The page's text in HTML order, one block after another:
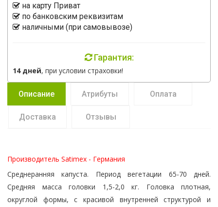
на карту Приват
по банковским реквизитам
наличными (при самовывозе)
Гарантия:
14 дней, при условии страховки!
Описание Атрибуты Оплата
Доставка Отзывы
Производитель Satimex - Германия
Среднеранняя капуста. Период вегетации 65-70 дней.
Средняя масса головки 1,5-2,0 кг. Головка плотная,
округлой формы, с красивой внутренней структурой и